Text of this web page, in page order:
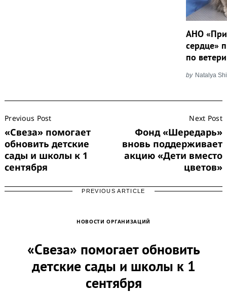
АНО
сердце»
по
by Natalya
Navigation
Previous Post
«Свеза» помогает
обновить детские
сады и школы к 1
сентября
Next Post
Фонд «Шередарь»
вновь поддерживает
акцию «Дети вместо
цветов»
PREVIOUS ARTICLE
НОВОСТИ ОРГАНИЗАЦИЙ
«Свеза» помогает обновить
детские сады и школы к 1
сентября